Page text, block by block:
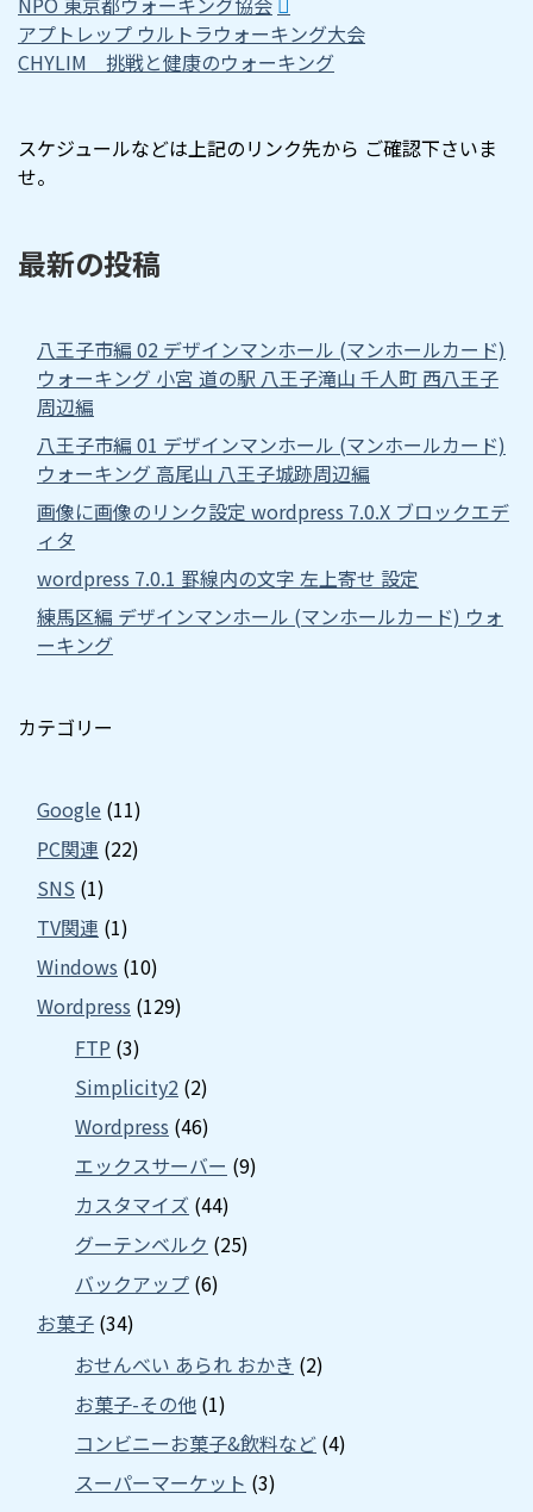
アプトレップ ウルトラウォーキング大会
CHYLIM 挑戦と健康のウォーキング
スケジュールなどは上記のリンク先から ご確認下さいま
せ。
最新の投稿
八王子市編 02 デザインマンホール (マンホールカード)
ウォーキング 小宮 道の駅 八王子滝山 千人町 西八王子
周辺編
八王子市編 01 デザインマンホール (マンホールカード)
ウォーキング 高尾山 八王子城跡周辺編
画像に画像のリンク設定 wordpress 7.0.X ブロックエデ
ィタ
wordpress 7.0.1 罫線内の文字 左上寄せ 設定
練馬区編 デザインマンホール (マンホールカード) ウォ
ーキング
カテゴリー
Google (11)
PC関連 (22)
SNS (1)
TV関連 (1)
Windows (10)
Wordpress (129)
FTP (3)
Simplicity2 (2)
Wordpress (46)
エックスサーバー (9)
カスタマイズ (44)
グーテンベルク (25)
バックアップ (6)
お菓子 (34)
おせんべい あられ おかき (2)
お菓子-その他 (1)
コンビニーお菓子&飲料など (4)
スーパーマーケット (3)